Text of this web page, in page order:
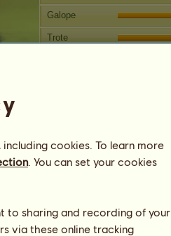
%
%
Galope
Trote
Árvore genealógica
cookies. To learn more
. You can set your cookies
to sharing and recording of your
via these online tracking